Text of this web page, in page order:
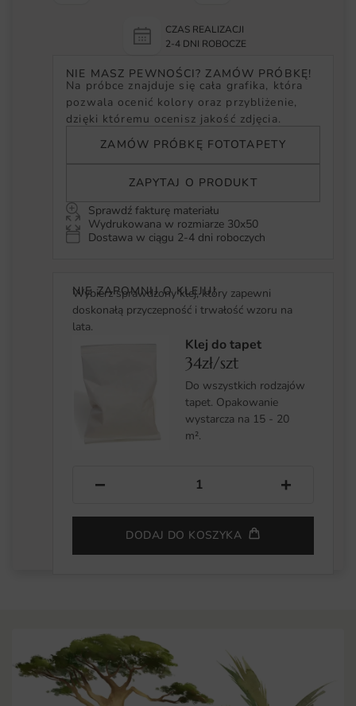
CZAS REALIZACJI
2-4 DNI ROBOCZE
NIE MASZ PEWNOŚCI? ZAMÓW PRÓBKĘ!
Na próbce znajduje się cała grafika, która
pozwala ocenić kolory oraz przybliżenie,
dzięki któremu ocenisz jakość zdjęcia.
ZAMÓW PRÓBKĘ FOTOTAPETY
ZAPYTAJ O PRODUKT
Sprawdź fakturę materiału
Wydrukowana w rozmiarze 30x50
Dostawa w ciągu 2-4 dni roboczych
NIE ZAPOMNIJ O KLEJU!
Wybierz sprawdzony klej, który zapewni
doskonałą przyczepność i trwałość wzoru na
lata.
Klej do tapet
34zł/szt
Do wszystkich rodzajów
tapet. Opakowanie
wystarcza na 15 - 20
m².
− +
DODAJ DO KOSZYKA